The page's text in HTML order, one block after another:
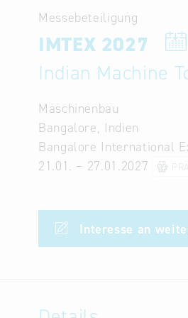
Messebeteiligung
IMTEX 2027
Indian Machine
Maschinenbau
Bangalore, Indien
Bangalore International
21.01. – 27.01.2027
Interesse an